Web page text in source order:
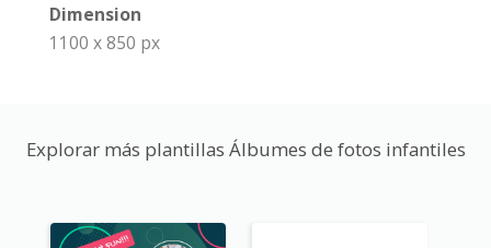
Dimension
1100 x 850 px
Explorar más plantillas Álbumes de fotos infantiles